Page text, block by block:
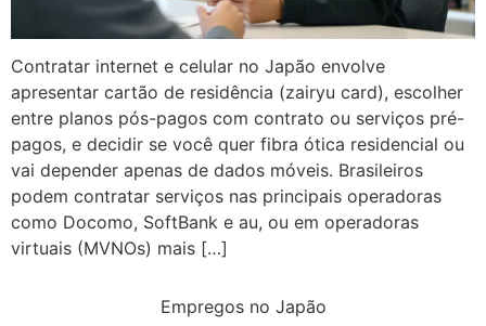
Contratar internet e celular no Japão envolve
apresentar cartão de residência (zairyu card), escolher
entre planos pós-pagos com contrato ou serviços pré-
pagos, e decidir se você quer fibra ótica residencial ou
vai depender apenas de dados móveis. Brasileiros
podem contratar serviços nas principais operadoras
como Docomo, SoftBank e au, ou em operadoras
virtuais (MVNOs) mais […]
Empregos no Japão